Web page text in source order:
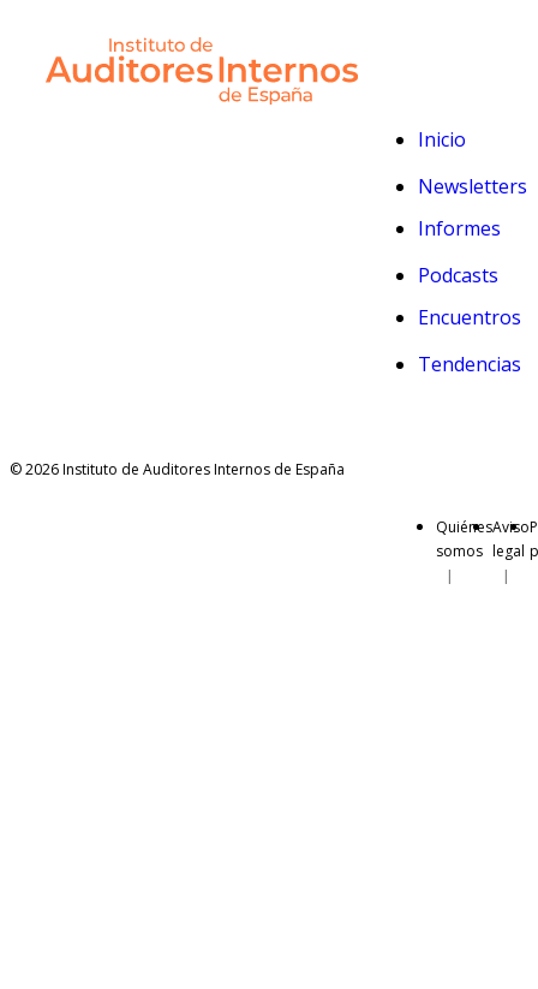
Inicio
Newsletters
Informes
Podcasts
Encuentros
Tendencias
© 2026 Instituto de Auditores Internos de España
Quiénes
somos
Aviso
legal